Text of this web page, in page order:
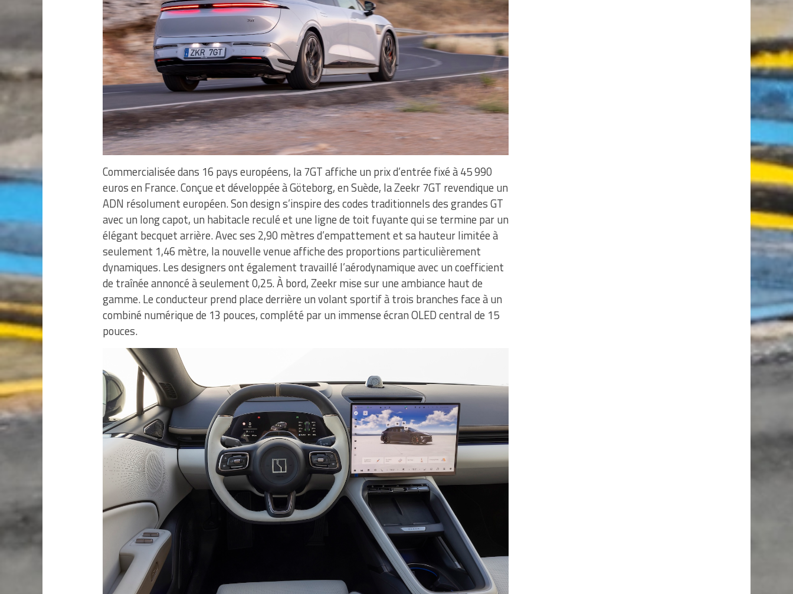
Commercialisée dans 16 pays européens, la 7GT affiche un prix d’entrée fixé à 45 990
euros en France. Conçue et développée à Göteborg, en Suède, la Zeekr 7GT revendique un
ADN résolument européen. Son design s’inspire des codes traditionnels des grandes GT
avec un long capot, un habitacle reculé et une ligne de toit fuyante qui se termine par un
élégant becquet arrière. Avec ses 2,90 mètres d’empattement et sa hauteur limitée à
seulement 1,46 mètre, la nouvelle venue affiche des proportions particulièrement
dynamiques. Les designers ont également travaillé l’aérodynamique avec un coefficient
de traînée annoncé à seulement 0,25. À bord, Zeekr mise sur une ambiance haut de
gamme. Le conducteur prend place derrière un volant sportif à trois branches face à un
combiné numérique de 13 pouces, complété par un immense écran OLED central de 15
pouces.